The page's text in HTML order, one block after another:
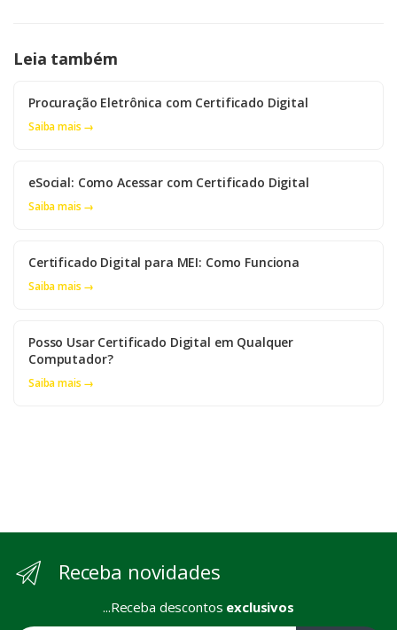
Leia também
Procuração Eletrônica com Certificado Digital
Saiba mais →
eSocial: Como Acessar com Certificado Digital
Saiba mais →
Certificado Digital para MEI: Como Funciona
Saiba mais →
Posso Usar Certificado Digital em Qualquer
Computador?
Saiba mais →
Receba novidades
...Receba descontos exclusivos